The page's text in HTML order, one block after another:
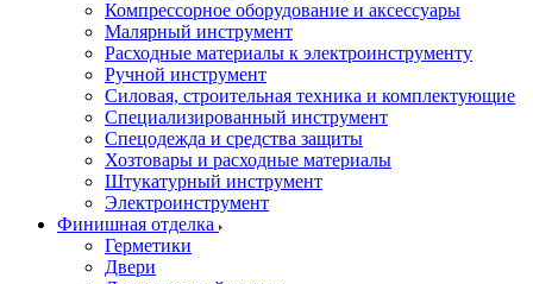
Компрессорное оборудование и аксессуары
Малярный инструмент
Расходные материалы к электроинструменту
Ручной инструмент
Силовая, строительная техника и комплектующие
Специализированный инструмент
Спецодежда и средства защиты
Хозтовары и расходные материалы
Штукатурный инструмент
Электроинструмент
Финишная отделка
Герметики
Двери